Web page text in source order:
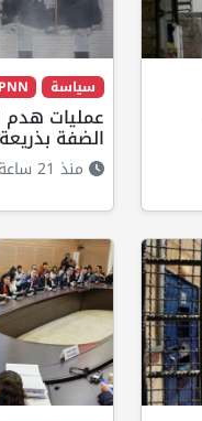
سياسة PNN مختارات
عمليات هدم
الضفة
منذ 21 ساعة